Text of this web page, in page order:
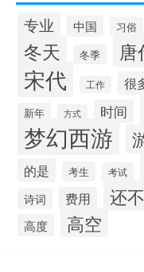
专业 中国 习俗
冬天 冬季 唐
宋代 工作 很
新年 方式 时间
梦幻西游
的是 考生 考试
诗词 费用 还不
高度 高空